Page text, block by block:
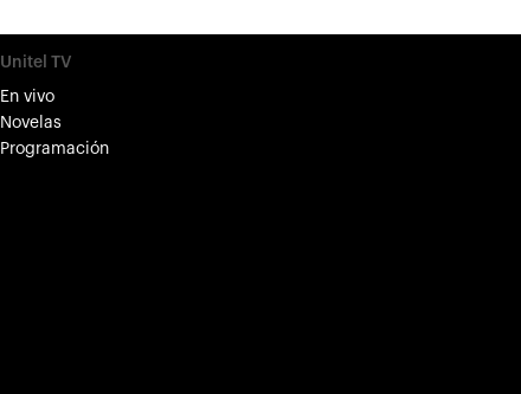
Unitel TV
En vivo
Novelas
Programación